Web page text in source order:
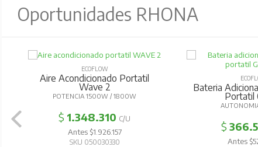
Oportunidades RHONA
ECOFLOW
Aire Acondicionado Portatil
Wave 2
POTENCIA 1500W / 1800W
$ 1.348.310 C/U
Antes $1.926.157
SKU 050030330
Bateria
Portatil
$
Antes